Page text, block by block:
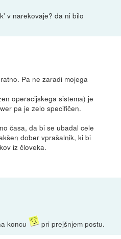
v narekovaje? da ni bilo
Pa ne zaradi mojega
operacijskega sistema) je
pa je zelo specifičen.
časa, da bi se ubadal cele
dober vprašalnik, ki bi
iz človeka.
koncu pri prejšnjem postu.